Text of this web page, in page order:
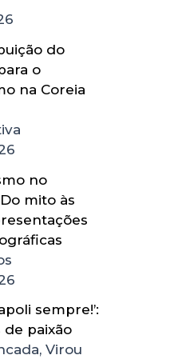
do
o
na Coreia
no
mito às
sempre!’:
de paixão
Virou